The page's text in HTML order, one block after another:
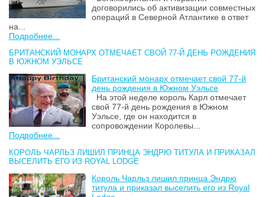
договорились об активизации совместных
операций в Северной Атлантике в ответ
на...
Подробнее...
БРИТАНСКИЙ МОНАРХ ОТМЕЧАЕТ СВОЙ 77-Й ДЕНЬ РОЖДЕНИЯ
В ЮЖНОМ УЭЛЬСЕ
Британский монарх отмечает свой 77-й
день рождения в Южном Уэльсе
На этой неделе король Карл отмечает
свой 77-й день рождения в Южном
Уэльсе, где он находится в
сопровождении Королевы...
Подробнее...
КОРОЛЬ ЧАРЛЬЗ ЛИШИЛ ПРИНЦА ЭНДРЮ ТИТУЛА И ПРИКАЗАЛ
ВЫСЕЛИТЬ ЕГО ИЗ ROYAL LODGE
Король Чарльз лишил принца Эндрю
титула и приказал выселить его из Royal